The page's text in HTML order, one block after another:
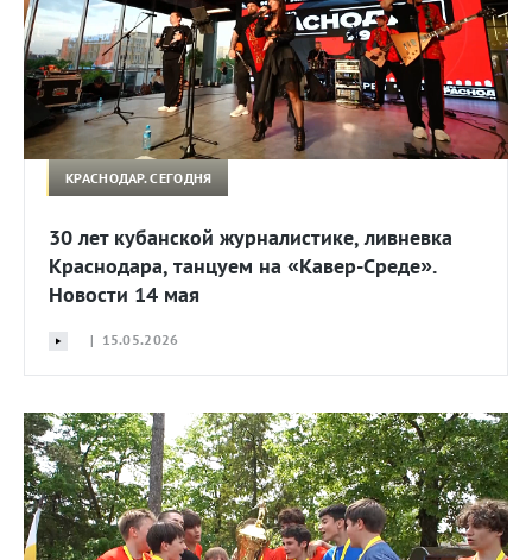
КРАСНОДАР. СЕГОДНЯ
30 лет кубанской журналистике, ливневка
Краснодара, танцуем на «Кавер-Среде».
Новости 14 мая
| 15.05.2026